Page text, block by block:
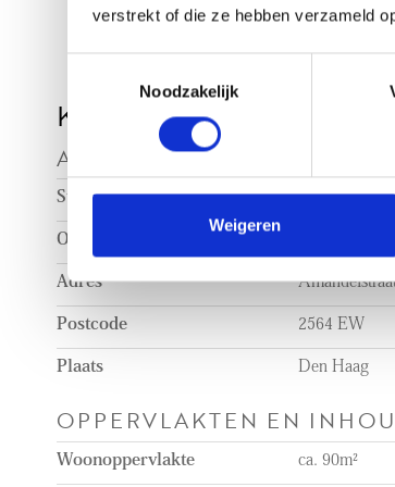
verstrekt of die ze hebben verzameld
Noodzakelijk
Weigeren
toepassing
- Lijst van zaken en vragenlijst ontbreken
Aan deze advertentie kunnen geen rechten
KENMERKEN
AANVAARDING
Status Verkocht
Oplevering
Adres
Postcode 2564 EW
Plaats Den Haag
OPPERVLAKTEN EN
Woonoppervlakte ca. 90m²